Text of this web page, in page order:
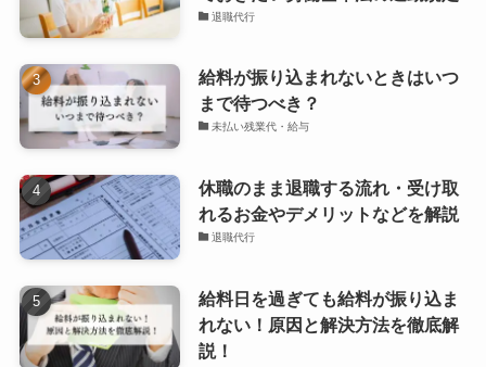
退職代行
給料が振り込まれないときはいつ
まで待つべき？
未払い残業代・給与
休職のまま退職する流れ・受け取
れるお金やデメリットなどを解説
退職代行
給料日を過ぎても給料が振り込ま
れない！原因と解決方法を徹底解
説！